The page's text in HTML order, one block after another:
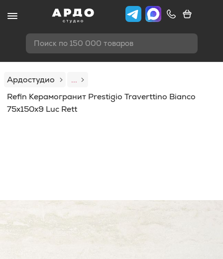
Поиск по 150 000 товаров
Ардостудио
...
Refin Керамогранит Prestigio Traverttino Bianco
75x150x9 Luc Rett